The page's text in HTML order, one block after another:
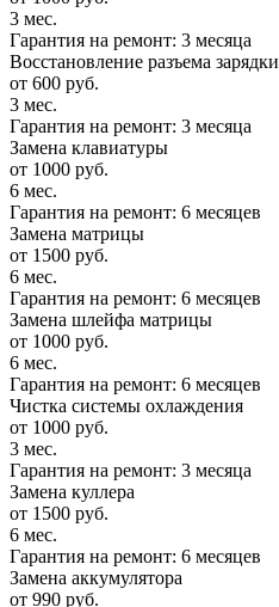
3 мес.
Гарантия на ремонт: 3 месяца
Восстановление разъема зарядки
от 600 руб.
3 мес.
Гарантия на ремонт: 3 месяца
Замена клавиатуры
от 1000 руб.
6 мес.
Гарантия на ремонт: 6 месяцев
Замена матрицы
от 1500 руб.
6 мес.
Гарантия на ремонт: 6 месяцев
Замена шлейфа матрицы
от 1000 руб.
6 мес.
Гарантия на ремонт: 6 месяцев
Чистка системы охлаждения
от 1000 руб.
3 мес.
Гарантия на ремонт: 3 месяца
Замена куллера
от 1500 руб.
6 мес.
Гарантия на ремонт: 6 месяцев
Замена аккумулятора
от 990 руб.